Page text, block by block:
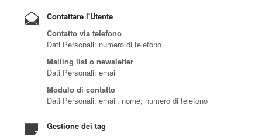
Contattare l'Utente
Contatto via telefono
Dati Personali: numero di telefono
Mailing list o newsletter
Dati Personali: email
Modulo di contatto
Dati Personali: email; nome; numero di telefono
Gestione dei tag